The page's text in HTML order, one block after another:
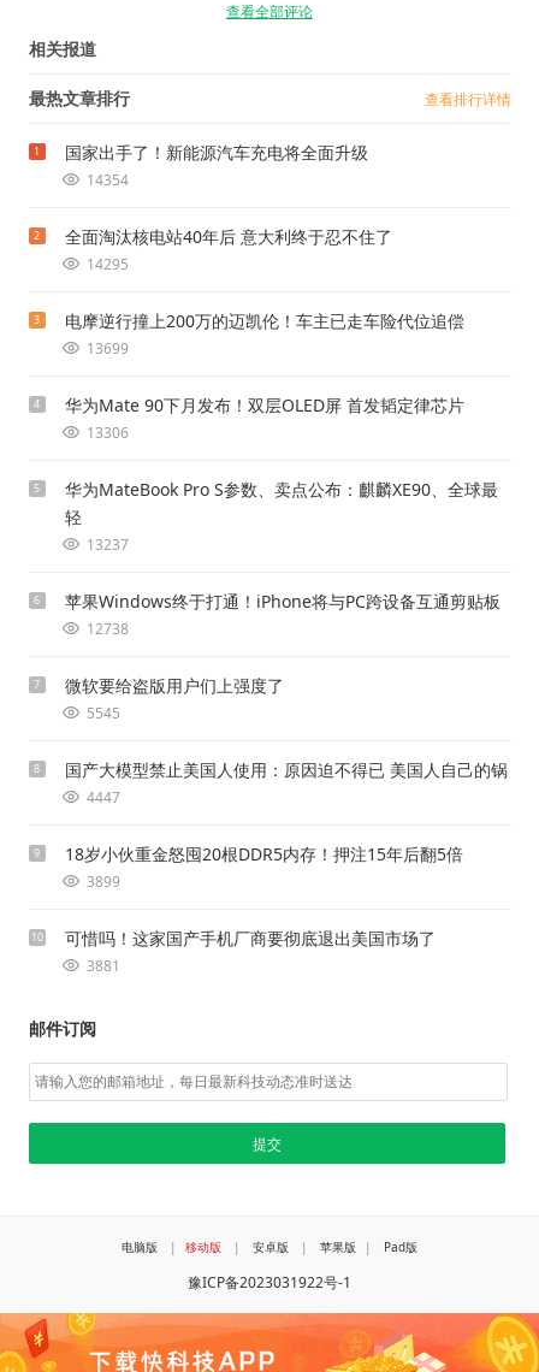
查看全部评论
相关报道
最热文章排行 查看排行详情
1 国家出手了！新能源汽车充电将全面升级
14354
2 全面淘汰核电站40年后 意大利终于忍不住了
14295
3 电摩逆行撞上200万的迈凯伦！车主已走车险代位追偿
13699
4 华为Mate 90下月发布！双层OLED屏 首发韬定律芯片
13306
5
华为MateBook Pro S参数、卖点公布：麒麟XE90、全球最
轻
13237
6 苹果Windows终于打通！iPhone将与PC跨设备互通剪贴板
12738
7 微软要给盗版用户们上强度了
5545
8 国产大模型禁止美国人使用：原因迫不得已 美国人自己的锅
4447
9 18岁小伙重金怒囤20根DDR5内存！押注15年后翻5倍
3899
10 可惜吗！这家国产手机厂商要彻底退出美国市场了
3881
邮件订阅
电脑版 | 移动版 | 安卓版 | 苹果版 | Pad版
豫ICP备2023031922号-1